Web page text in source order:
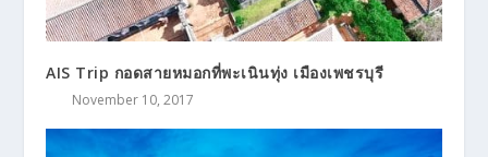
ทัชมาฮาล ตำนานรักอันยิ่งใหญ่ของโลก
November 20, 2020